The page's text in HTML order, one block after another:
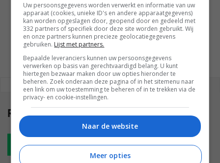
GESCHREVEN DOOR
WESLEY AKKERMAN
REAGEREN REACTIES (0)
Reacties(0)
Plaats reactie
Uw persoonsgegevens worden verwerkt en informatie van uw
apparaat (cookies, unieke ID's en andere apparaatgegevens)
kan worden opgeslagen door, geopend door en gedeeld met
332 partners of specifiek door deze site worden gebruikt. Wij
en onze partners kunnen precieze geolocatiegegevens
gebruiken. Lijst met partners.
Bepaalde leveranciers kunnen uw persoonsgegevens
verwerken op basis van gerechtvaardigd belang. U kunt
hiertegen bezwaar maken door uw opties hieronder te
beheren. Zoek onderaan deze pagina of in het sitemenu naar
een link om uw toestemming te beheren of in te trekken via de
privacy- en cookie-instellingen.
Naar de website
Meer opties